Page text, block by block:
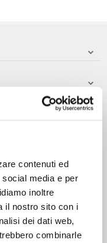
contenuti ed
media e per
inoltre
il nostro sito con i
dei dati web,
combinarle